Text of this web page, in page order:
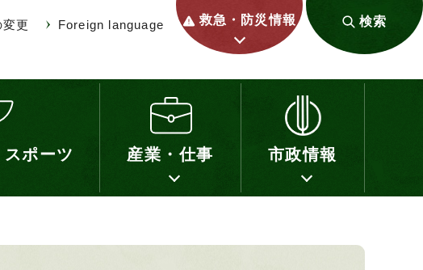
更 Foreign language 救急・防災情報 検索
ポーツ 産業・仕事 市政情報